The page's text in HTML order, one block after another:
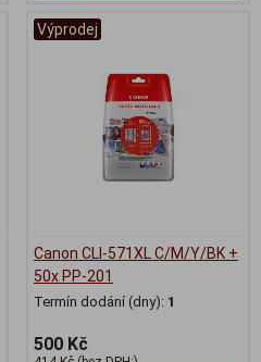
Výprodej
Canon CLI-571XL C/M/Y/BK +
50x PP-201
Termín dodání (dny): 1
500 Kč